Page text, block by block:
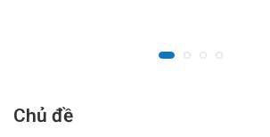
nhiễm virus mắt như nhiễm herpes
Chủ đề